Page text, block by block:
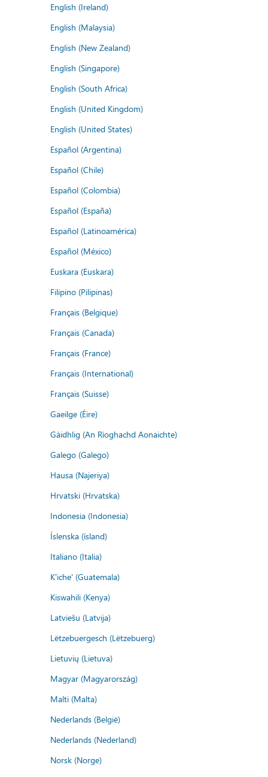
English (Ireland)
English (Malaysia)
English (New Zealand)
English (Singapore)
English (South Africa)
English (United Kingdom)
English (United States)
Español (Argentina)
Español (Chile)
Español (Colombia)
Español (España)
Español (Latinoamérica)
Español (México)
Euskara (Euskara)
Filipino (Pilipinas)
Français (Belgique)
Français (Canada)
Français (France)
Français (International)
Français (Suisse)
Gaeilge (Éire)
Gàidhlig (An Rìoghachd Aonaichte)
Galego (Galego)
Hausa (Najeriya)
Hrvatski (Hrvatska)
Indonesia (Indonesia)
Íslenska (ísland)
Italiano (Italia)
K'iche' (Guatemala)
Kiswahili (Kenya)
Latviešu (Latvija)
Lëtzebuergesch (Lëtzebuerg)
Lietuvių (Lietuva)
Magyar (Magyarország)
Malti (Malta)
Nederlands (België)
Nederlands (Nederland)
Norsk (Norge)